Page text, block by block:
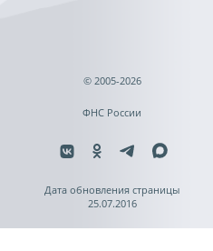
© 2005-2026
ФНС России
Дата обновления страницы
25.07.2016